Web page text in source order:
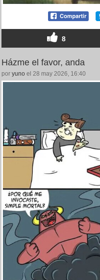
8
Házme el favor, anda
por yuno el 28 may 2026, 16:40